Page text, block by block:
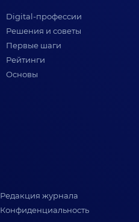
Digital-профессии
Решения и советы
Первые шаги
Рейтинги
Основы
Редакция журнала
Конфиденциальность